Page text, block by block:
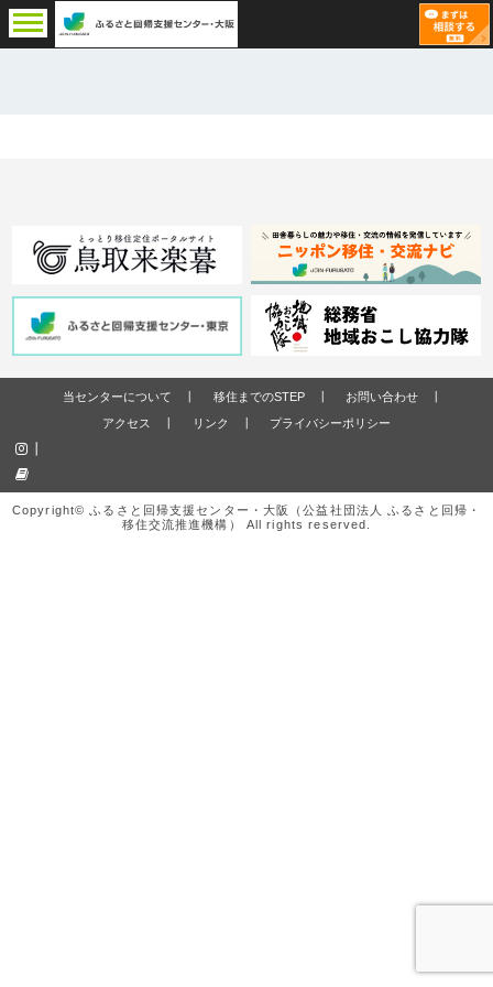
当センターについて 移住までのSTEP
お問い合わせ
アクセス
リンク プライバシーポリシー
Copyright© ふるさと回帰支援センター・大阪（公益社団法人 ふるさと回帰・
移住交流推進機構） All rights reserved.